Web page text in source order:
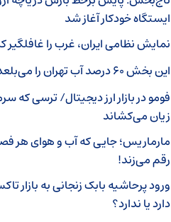
ایستگاه خودکار آغاز شد
نمایش نظامی ایران، غرب را غافلگیر
این بخش ۶۰ درصد آب تهران را می‌بلعد
فومو در بازار ارز دیجیتال/ ترسی که
زیان می‌کشاند
مارماریس؛ جایی که آب و هوای هر
رقم می‌زند!
ورود پرحاشیه بابک زنجانی به بازار
دارد یا ندارد؟